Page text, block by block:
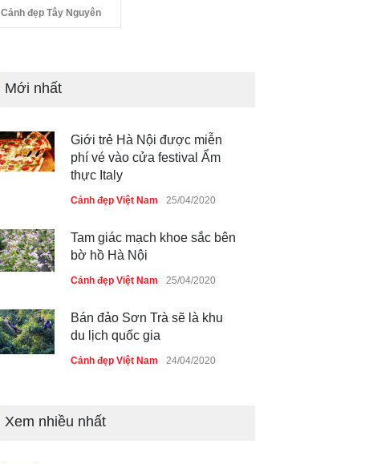
Cảnh đẹp Tây Nguyên
Mới nhất
Giới trẻ Hà Nội được miễn
phí vé vào cửa festival Ẩm
thực Italy
Cảnh đẹp Việt Nam 25/04/2020
Tam giác mạch khoe sắc bên
bờ hồ Hà Nội
Cảnh đẹp Việt Nam 25/04/2020
Bán đảo Sơn Trà sẽ là khu
du lịch quốc gia
Cảnh đẹp Việt Nam 24/04/2020
dã ở Sài Gòn
Xem nhiều nhất